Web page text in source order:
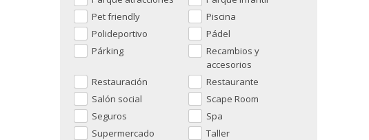
Pet friendly
Piscina
Polideportivo
Pádel
Párking
Recambios y
accesorios
Restauración
Restaurante
Salón social
Scape Room
Seguros
Spa
Supermercado
Taller